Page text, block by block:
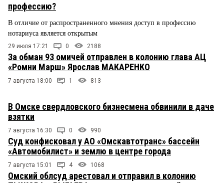
профессию?
В отличие от распространенного мнения доступ в профессию
нотариуса является открытым
29 июля 17:21 0 2188
За обман 93 омичей отправлен в колонию глава АЦ
«Ромни Марш» Ярослав МАКАРЕНКО
7 августа 18:00 1 813
В Омске свердловского бизнесмена обвинили в даче
взятки
7 августа 16:30 0 990
Суд конфисковал у АО «Омскавтотранс» бассейн
«Автомобилист» и землю в центре города
7 августа 15:01 4 1068
Омский облсуд арестовал и отправил в колонию